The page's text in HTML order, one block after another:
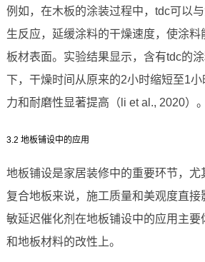
例如，在木板的涂装过程中，tdc可以
生反应，延缓涂料的干燥速度，使涂料
板材表面。实验结果显示，含有tdc的
下，干燥时间从原来的2小时缩短至1
力和耐磨性显著提高（li et al., 2020）。
3.2 地板铺设中的应用
地板铺设是家居装修中的重要环节，尤
复合地板来说，施工质量和美观度直
敏延迟催化剂在地板铺设中的应用主要
和地板材料的改性上。